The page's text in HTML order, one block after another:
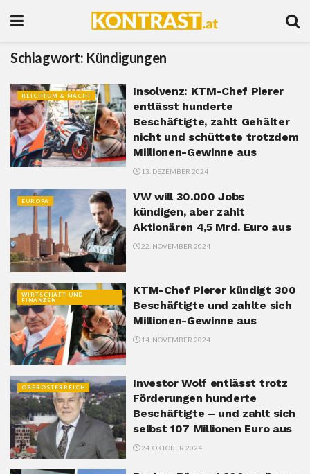
Schlagwort: Kündigungen
REICHTUM & MACHT
Insolvenz: KTM-Chef Pierer
entlässt hunderte
Beschäftigte, zahlt Gehälter
nicht und schüttete trotzdem
Millionen-Gewinne aus
13. DEZEMBER 2024
EUROPA
VW will 30.000 Jobs
kündigen, aber zahlt
Aktionären 4,5 Mrd. Euro aus
22. NOVEMBER 2024
WIRTSCHAFT UND
FINANZEN
KTM-Chef Pierer kündigt 300
Beschäftigte und zahlte sich
Millionen-Gewinne aus
14. NOVEMBER 2024
OBERÖSTERREICH
Investor Wolf entlässt trotz
Förderungen hunderte
Beschäftigte – und zahlt sich
selbst 107 Millionen Euro aus
24. OKTOBER 2024